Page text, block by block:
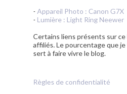
- Appareil Photo : Canon G7X
- Lumière : Light Ring Neewer
Certains liens présents sur
affiliés. Le pourcentage que
sert à faire vivre le blog.
Règles de confidentialité